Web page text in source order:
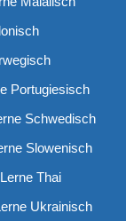
Portugiesisch
Schwedisch
Slowenisch
Lerne Thai
Ukrainisch